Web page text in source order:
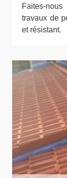
Faites-
travaux de
et résistant.